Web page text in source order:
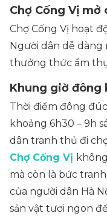
Chợ Cống Vị mở
Chợ Cống Vị hoạt
Người dân dễ dàng
thưởng thức ẩm
Khung giờ đông
Thời điểm đông
khoảng 6h30 – 9h
dân tranh thủ đi
Chợ Cống Vị
mà còn là bức
của người dân Hà
sản vật tươi ngon